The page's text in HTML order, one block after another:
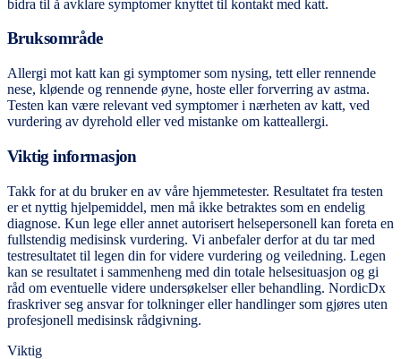
bidra til å avklare symptomer knyttet til kontakt med katt.
Bruksområde
Allergi mot katt kan gi symptomer som nysing, tett eller rennende
nese, kløende og rennende øyne, hoste eller forverring av astma.
Testen kan være relevant ved symptomer i nærheten av katt, ved
vurdering av dyrehold eller ved mistanke om katteallergi.
Viktig informasjon
Takk for at du bruker en av våre hjemmetester. Resultatet fra testen
er et nyttig hjelpemiddel, men må ikke betraktes som en endelig
diagnose. Kun lege eller annet autorisert helsepersonell kan foreta en
fullstendig medisinsk vurdering. Vi anbefaler derfor at du tar med
testresultatet til legen din for videre vurdering og veiledning. Legen
kan se resultatet i sammenheng med din totale helsesituasjon og gi
råd om eventuelle videre undersøkelser eller behandling. NordicDx
fraskriver seg ansvar for tolkninger eller handlinger som gjøres uten
profesjonell medisinsk rådgivning.
Viktig